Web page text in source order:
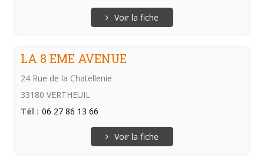
Voir la fiche
LA 8 EME AVENUE
24 Rue de la Chatellenie
33180 VERTHEUIL
Tél : 06 27 86 13 66
Voir la fiche